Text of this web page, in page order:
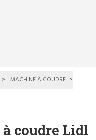
MACHINE À COUDRE
coudre Lidl